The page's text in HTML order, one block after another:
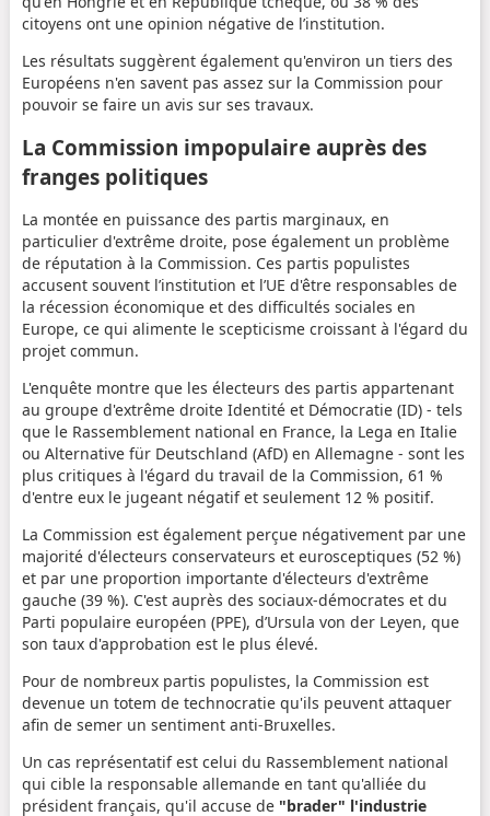
citoyens ont une opinion négative de l’institution.
Les résultats suggèrent également qu'environ un tiers des
Européens n'en savent pas assez sur la Commission pour
pouvoir se faire un avis sur ses travaux.
La Commission impopulaire auprès des
franges politiques
La montée en puissance des partis marginaux, en
particulier d'extrême droite, pose également un problème
de réputation à la Commission. Ces partis populistes
accusent souvent l’institution et l’UE d'être responsables de
la récession économique et des difficultés sociales en
Europe, ce qui alimente le scepticisme croissant à l'égard du
projet commun.
L'enquête montre que les électeurs des partis appartenant
au groupe d'extrême droite Identité et Démocratie (ID) - tels
que le Rassemblement national en France, la Lega en Italie
ou Alternative für Deutschland (AfD) en Allemagne - sont les
plus critiques à l'égard du travail de la Commission, 61 %
d'entre eux le jugeant négatif et seulement 12 % positif.
La Commission est également perçue négativement par une
majorité d'électeurs conservateurs et eurosceptiques (52 %)
et par une proportion importante d'électeurs d'extrême
gauche (39 %). C'est auprès des sociaux-démocrates et du
Parti populaire européen (PPE), d’Ursula von der Leyen, que
son taux d'approbation est le plus élevé.
Pour de nombreux partis populistes, la Commission est
devenue un totem de technocratie qu'ils peuvent attaquer
afin de semer un sentiment anti-Bruxelles.
Un cas représentatif est celui du Rassemblement national
qui cible la responsable allemande en tant qu'alliée du
président français, qu'il accuse de "brader" l'industrie